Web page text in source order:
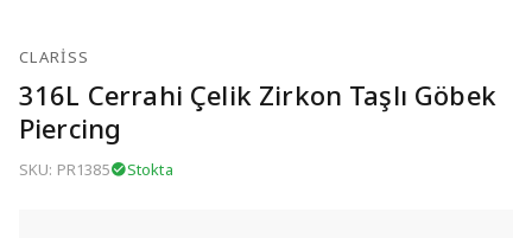
CLARISS
316L Cerrahi Çelik Zirkon Taşlı Göbek
Piercing
SKU: PR1385 Stokta